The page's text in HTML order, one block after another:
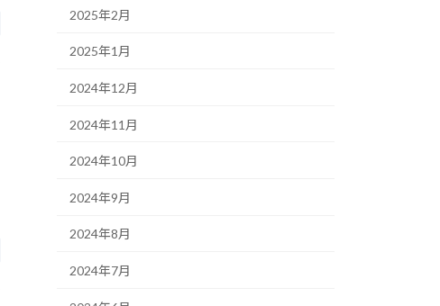
2025年2月
2025年1月
2024年12月
2024年11月
2024年10月
2024年9月
2024年8月
2024年7月